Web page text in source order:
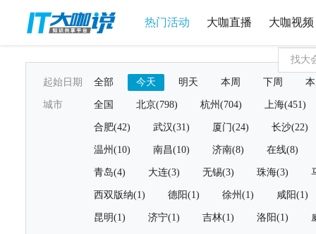
热门活动 大咖直播 大咖视频
起始日期 全部 今天 明天 本周 下周
城市 全国 北京(798) 杭州(704) 上海(451)
合肥(42) 武汉(31) 厦门(24) 长沙(22)
温州(10) 南昌(10) 济南(8) 在线(8)
青岛(4) 大连(3) 无锡(3) 珠海(3)
西双版纳(1) 德阳(1) 徐州(1) 咸阳(1)
昆明(1) 济宁(1) 吉林(1) 洛阳(1)